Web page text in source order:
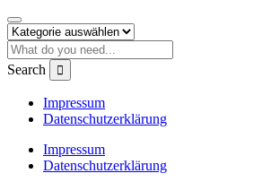
Search
Impressum
Datenschutzerklärung
Impressum
Datenschutzerklärung